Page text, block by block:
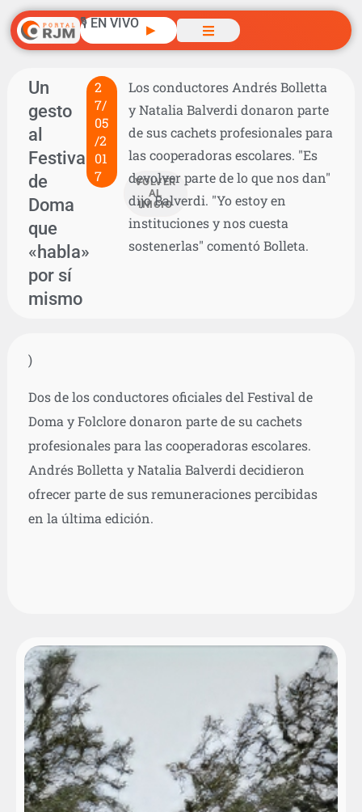
🎙️ EN VIVO ▶
Un
gesto
al
Festival
de
Doma
que
«habla»
por sí
mismo
2
7/
05
/2
01
7
VOLVER
AL
INICIO
Los conductores Andrés Bolletta
y Natalia Balverdi donaron parte
de sus cachets profesionales para
las cooperadoras escolares. "Es
devolver parte de lo que nos dan"
dijo Balverdi. "Yo estoy en
instituciones y nos cuesta
sostenerlas" comentó Bolleta.
)
Dos de los conductores oficiales del Festival de
Doma y Folclore donaron parte de su cachets
profesionales para las cooperadoras escolares.
Andrés Bolletta y Natalia Balverdi decidieron
ofrecer parte de sus remuneraciones percibidas
en la última edición.